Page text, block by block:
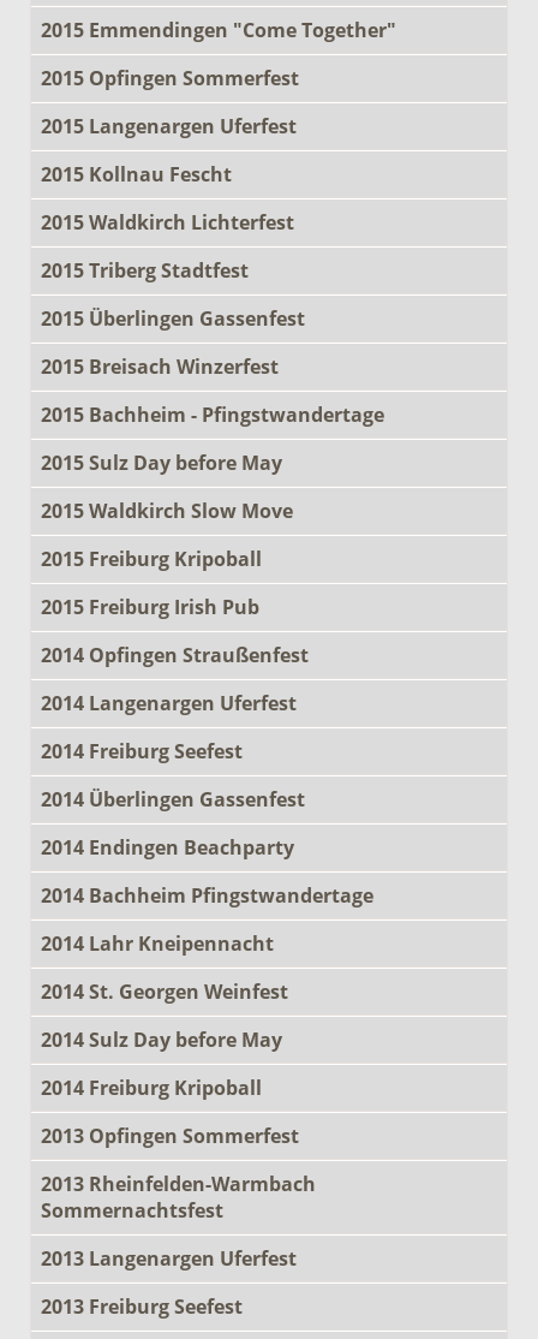
2015 Emmendingen "Come Together"
2015 Opfingen Sommerfest
2015 Langenargen Uferfest
2015 Kollnau Fescht
2015 Waldkirch Lichterfest
2015 Triberg Stadtfest
2015 Überlingen Gassenfest
2015 Breisach Winzerfest
2015 Bachheim - Pfingstwandertage
2015 Sulz Day before May
2015 Waldkirch Slow Move
2015 Freiburg Kripoball
2015 Freiburg Irish Pub
2014 Opfingen Straußenfest
2014 Langenargen Uferfest
2014 Freiburg Seefest
2014 Überlingen Gassenfest
2014 Endingen Beachparty
2014 Bachheim Pfingstwandertage
2014 Lahr Kneipennacht
2014 St. Georgen Weinfest
2014 Sulz Day before May
2014 Freiburg Kripoball
2013 Opfingen Sommerfest
2013 Rheinfelden-Warmbach
Sommernachtsfest
2013 Langenargen Uferfest
2013 Freiburg Seefest